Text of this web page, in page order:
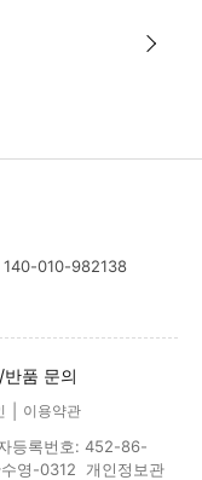
140-010-982138
반품 문의
이용약관
등록번호: 452-86-
영-0312 개인정보관